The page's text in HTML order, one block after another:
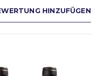
HINZUFÜGEN